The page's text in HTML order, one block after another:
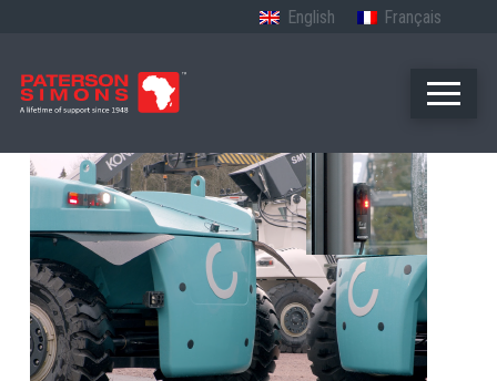
English Français